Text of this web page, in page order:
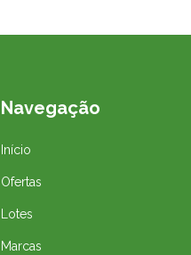
Navegação
Início
Ofertas
Lotes
Marcas